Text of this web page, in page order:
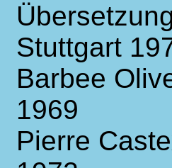
Stuttgart
Barbee
1969
Pierre